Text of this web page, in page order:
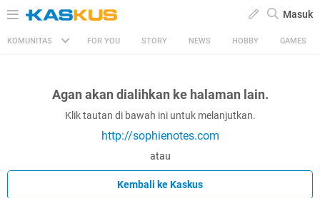
Masuk
KOMUNITAS FOR YOU STORY NEWS HOBBY GAMES
Agan akan dialihkan ke halaman lain.
Klik tautan di bawah ini untuk melanjutkan.
http://sophienotes.com
atau
Kembali ke Kaskus